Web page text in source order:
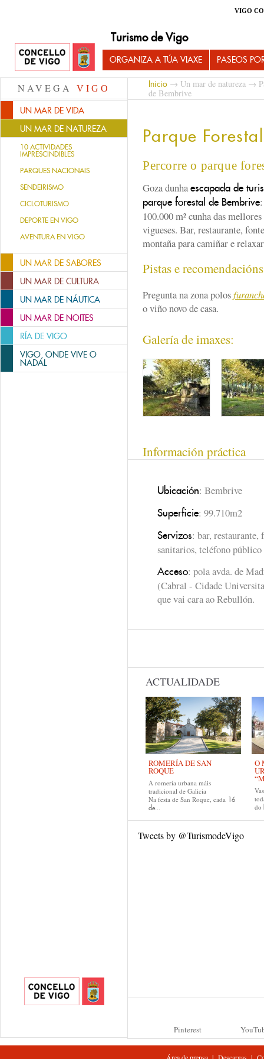
VIGO
Turismo de Vigo
ORGANIZA A TÚA VIAXE PASEOS
NAVEGA VIGO
UN MAR DE VIDA
UN MAR DE NATUREZA
10 ACTIVIDADES
IMPRESCINDIBLES
PARQUES NACIONAIS
SENDEIRISMO
CICLOTURISMO
DEPORTE EN VIGO
AVENTURA EN VIGO
UN MAR DE SABORES
UN MAR DE CULTURA
UN MAR DE NÁUTICA
UN MAR DE NOITES
RÍA DE VIGO
VIGO, ONDE VIVE O
NADAL
Inicio → Un mar de natureza →
de Bembrive
Parque
Percorre o parque
Goza dunhaescapada de
parque forestal de Bembrive
100.000 m² cunha das
vigueses. Bar, restaurante,
montaña para camiñar e
Pistas e
Pregunta na zona polos
o viño novo de casa.
Galería de imaxes:
Información práctica
Ubicación: Bembrive
Superficie: 99.710m2
Servizos: bar,
sanitarios, teléfono público
Acceso: pola avda. de
(Cabral - Cidade
que vai cara ao Rebullón.
ACTUALIDADE
ROMERÍA DE SAN
ROQUE
A romería urbana máis
tradicional de Galicia
Na festa de San Roque, cada 16
de...
O
do
Tweets by @TurismodeVigo
Pinterest